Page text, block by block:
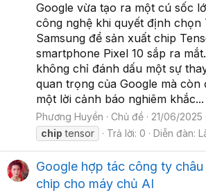
Google vừa tạo ra một cú sốc
công nghệ khi quyết định chọn
Samsung để sản xuất chip
smartphone Pixel 10 sắp ra
không chỉ đánh dấu một sự
quan trọng của Google mà còn
một lời cảnh báo nghiêm khắc...
Phương Huyền Chủ đề 21/06/2025
chip tensor Trả lời: 0 Diễn đàn:
Google hợp tác công ty
chip cho máy chủ AI